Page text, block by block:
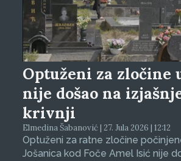
Optuženi za zločine
nije došao na
krivnji
Elmedina Šabanović | 27. Jula 2026 | 12:12
Optuženi za ratne zločine
Jošanica kod Foče Amel Isić nije